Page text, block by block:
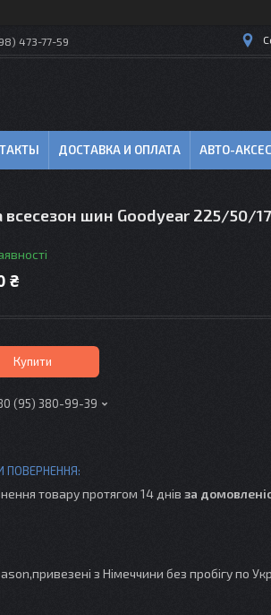
473-77-59
ДОСТАВКА И ОПЛАТА АВТО-
всесезон шин Goodyear 225/50/17
₴
Купити
(95) 380-99-39
товару протягом 14 днів за
з Німеччини без пробігу по